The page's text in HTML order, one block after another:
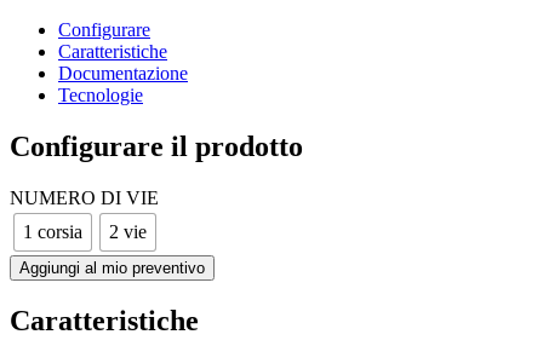
Configurare
Caratteristiche
Documentazione
Tecnologie
Configurare il prodotto
NUMERO DI VIE
1 corsia
2 vie
Aggiungi al mio preventivo
Caratteristiche